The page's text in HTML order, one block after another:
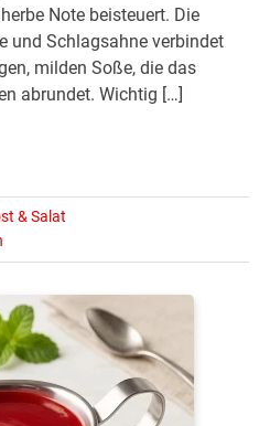
Note beisteuert. Die
und Schlagsahne verbindet
milden Soße, die das
abrundet. Wichtig […]
& Salat